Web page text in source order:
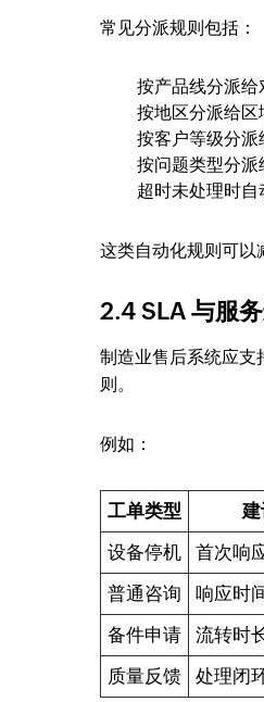
常见分派规则包括：
按产品线分派给
按地区分派给
按客户等级分派
按问题类型分
超时未处理时
这类自动化规则可以
2.4 SLA 与服
制造业售后系统应支
则。
例如：
工单类型
设备停机
首次响
普通咨询
响应时
备件申请
流转时
质量反馈
处理闭